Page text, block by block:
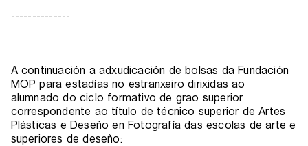
--------------
A continuación a adxudicación de bolsas da Fundación
MOP para estadías no estranxeiro dirixidas ao
alumnado do ciclo formativo de grao superior
correspondente ao título de técnico superior de Artes
Plásticas e Deseño en Fotografía das escolas de arte e
superiores de deseño: